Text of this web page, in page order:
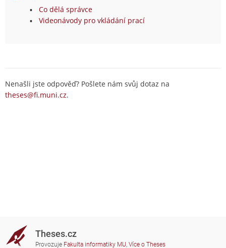
Co dělá správce
Videonávody pro vkládání prací
Nenašli jste odpověď? Pošlete nám svůj dotaz na
theses@fi.muni.cz.
Theses.cz
Provozuje Fakulta informatiky MU, Více o Theses